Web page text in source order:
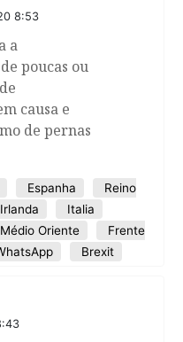
8:53
a
poucas ou
causa e
de pernas
Espanha
Reino
Irlanda
Italia
Médio Oriente
Frente
Brexit